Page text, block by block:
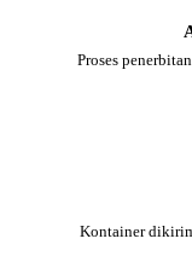
Proses
Kontainer